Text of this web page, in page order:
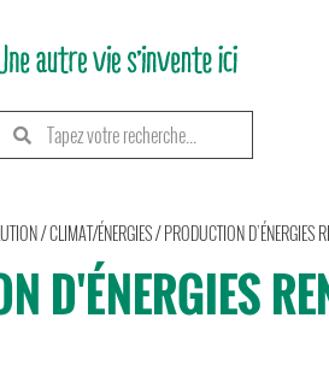
/CLIMAT/ÉNERGIES/PRODUCTION D’ÉNERGIES
D'ÉNERGIES